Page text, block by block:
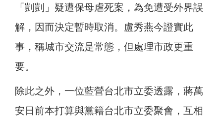
「剴剴」疑遭保母虐死案，為免遭受外界誤
解，因而決定暫時取消。盧秀燕今證實此
事，稱城市交流是常態，但處理市政更重
要。
除此之外，一位藍營台北市立委透露，蔣萬
安日前本打算與黨籍台北市立委聚會，互相